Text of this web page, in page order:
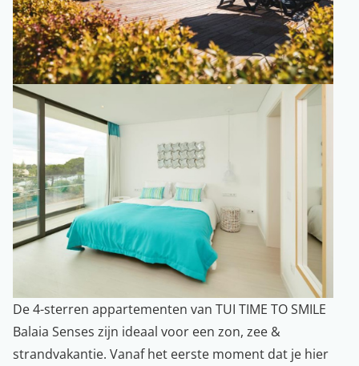
De 4-sterren appartementen van TUI TIME TO SMILE
Balaia Senses zijn ideaal voor een zon, zee &
strandvakantie. Vanaf het eerste moment dat je hier